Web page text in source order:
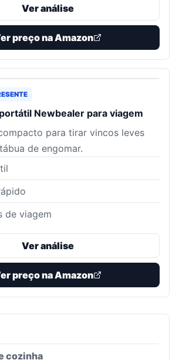
Ver análise
preço na Amazon
Newbealer para viagem
para tirar vincos leves
de engomar.
de viagem
Ver análise
preço na Amazon
cozinha